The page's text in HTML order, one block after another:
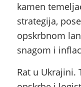
kamen
strategija,
opskrbnom
snagom i
Rat u Ukrajini.